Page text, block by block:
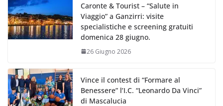
Caronte & Tourist – “Salute in
Viaggio” a Ganzirri: visite
specialistiche e screening gratuiti
domenica 28 giugno.
26 Giugno 2026
Vince il contest di “Formare al
Benessere” l’I.C. “Leonardo Da Vinci”
di Mascalucia